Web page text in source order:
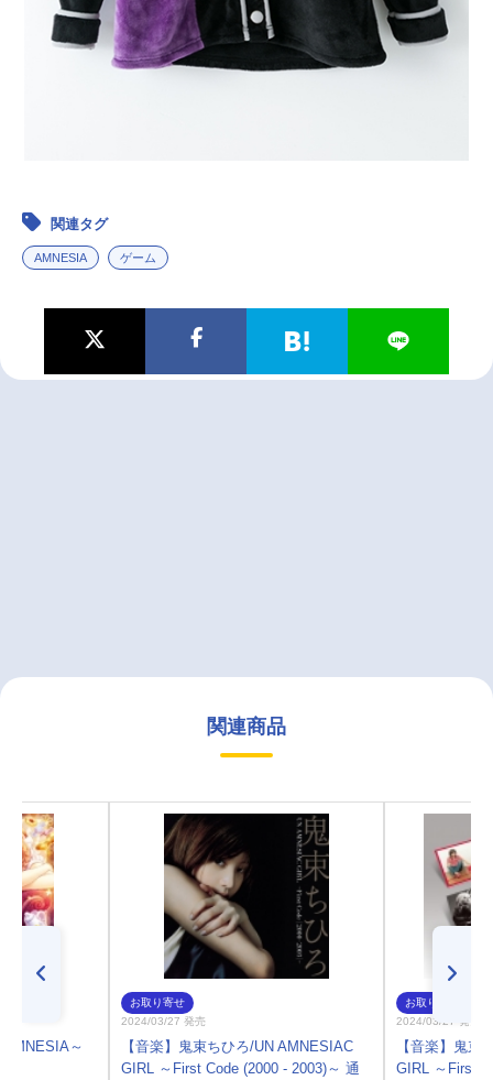
関連タグ
AMNESIA ゲーム
関連商品
～
お取り寄せ
2024/03/27 発売
【音楽】鬼束ちひろ/UN AMNESIAC
GIRL ～First Code (2000 - 2003)～ 通
お取り寄せ
2024/03/27 発売
【音楽】鬼束
GIRL ～First